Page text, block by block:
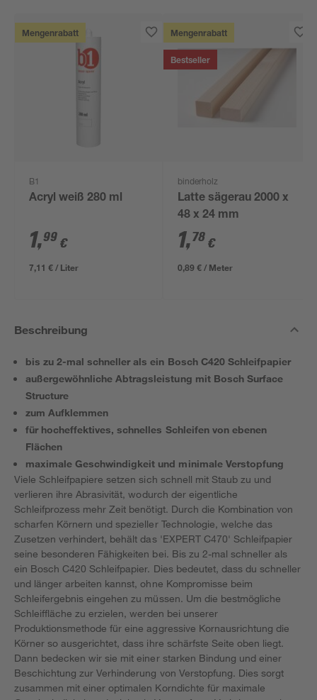
Mengenrabatt
B1
Acryl weiß 280 ml
1,99 €
7,11 € / Liter
Mengenrabatt
Bestseller
binderholz
Latte sägerau 2000 x
48 x 24 mm
1,78 €
0,89 € / Meter
Beschreibung
bis zu 2-mal schneller als ein Bosch C420 Schleifpapier
außergewöhnliche Abtragsleistung mit Bosch Surface
Structure
zum Aufklemmen
für hocheffektives, schnelles Schleifen von ebenen
Flächen
maximale Geschwindigkeit und minimale Verstopfung
Viele Schleifpapiere setzen sich schnell mit Staub zu und
verlieren ihre Abrasivität, wodurch der eigentliche
Schleifprozess mehr Zeit benötigt. Durch die Kombination von
scharfen Körnern und spezieller Technologie, welche das
Zusetzen verhindert, behält das 'EXPERT C470' Schleifpapier
seine besonderen Fähigkeiten bei. Bis zu 2-mal schneller als
ein Bosch C420 Schleifpapier. Dies bedeutet, dass du schneller
und länger arbeiten kannst, ohne Kompromisse beim
Schleifergebnis eingehen zu müssen. Um die bestmögliche
Schleiffläche zu erzielen, werden bei unserer
Produktionsmethode für eine aggressive Kornausrichtung die
Körner so ausgerichtet, dass ihre schärfste Seite oben liegt.
Dann bedecken wir sie mit einer starken Bindung und einer
Beschichtung zur Verhinderung von Verstopfung. Dies sorgt
zusammen mit einer optimalen Korndichte für maximale